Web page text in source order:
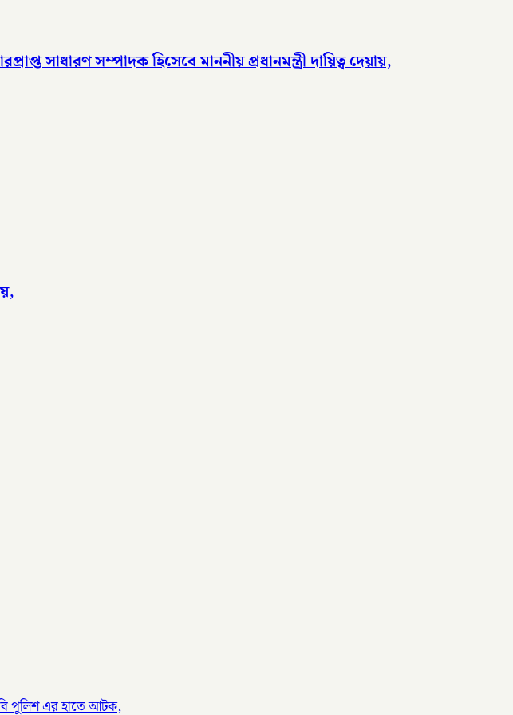
সাধারণ সম্পাদক হিসেবে মাননীয় প্রধানমন্ত্রী দায়িত্ব দেয়ায়,
পুলিশ এর হাতে আটক,